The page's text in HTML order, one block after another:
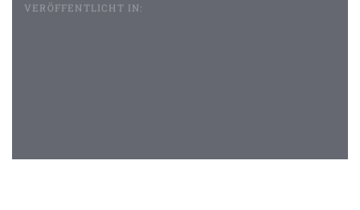
VERÖFFENTLICHT IN: